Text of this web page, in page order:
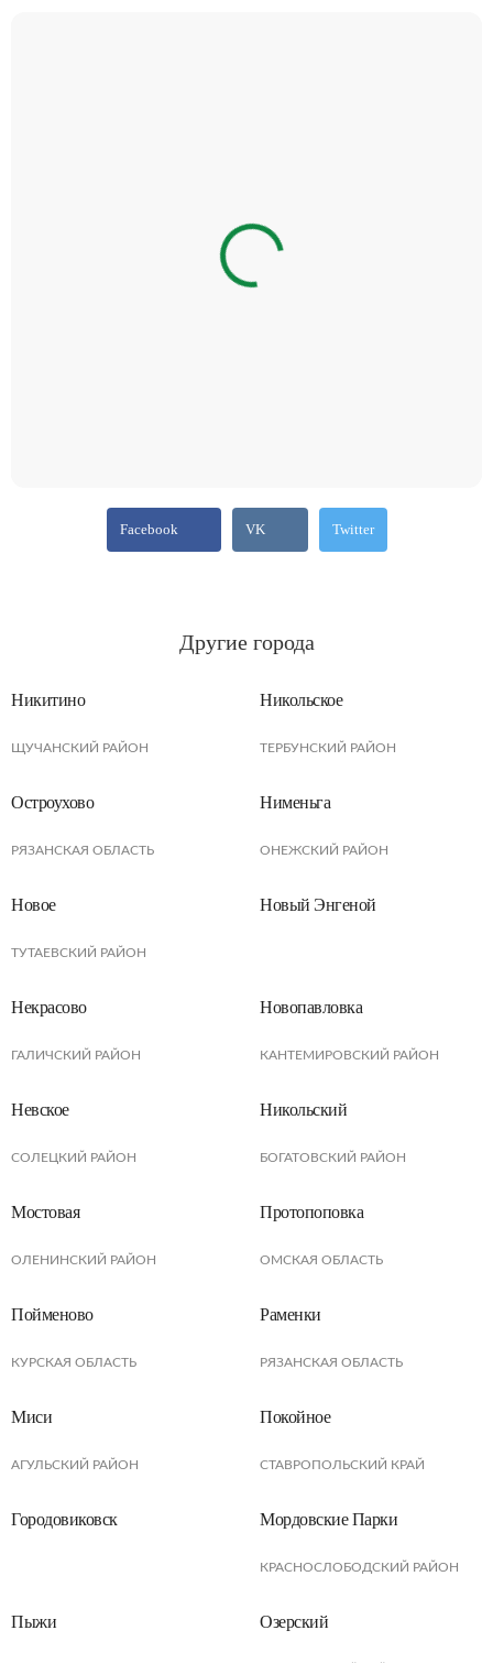
Facebook VK Twitter
Другие города
Никитино
ЩУЧАНСКИЙ РАЙОН
Никольское
ТЕРБУНСКИЙ РАЙОН
Остроухово
РЯЗАНСКАЯ ОБЛАСТЬ
Нименьга
ОНЕЖСКИЙ РАЙОН
Новое
ТУТАЕВСКИЙ РАЙОН
Новый Энгеной
Некрасово
ГАЛИЧСКИЙ РАЙОН
Новопавловка
КАНТЕМИРОВСКИЙ РАЙОН
Невское
СОЛЕЦКИЙ РАЙОН
Никольский
БОГАТОВСКИЙ РАЙОН
Мостовая
ОЛЕНИНСКИЙ РАЙОН
Протопоповка
ОМСКАЯ ОБЛАСТЬ
Пойменово
КУРСКАЯ ОБЛАСТЬ
Раменки
РЯЗАНСКАЯ ОБЛАСТЬ
Миси
АГУЛЬСКИЙ РАЙОН
Покойное
СТАВРОПОЛЬСКИЙ КРАЙ
Городовиковск Мордовские Парки
КРАСНОСЛОБОДСКИЙ РАЙОН
Пыжи Озерский